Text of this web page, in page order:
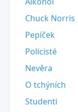
Chuck Norris
Pepíček
Policisté
Nevěra
O tchýních
Studenti